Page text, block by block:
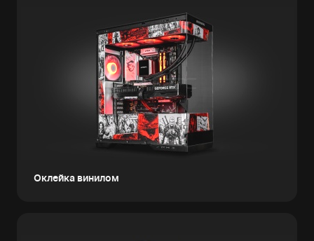
Оклейка винилом